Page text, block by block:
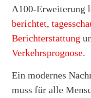
A100-Erweiterung
berichtet,
Berichterstattung
Verkehrsprognose.
Ein modernes
muss für alle